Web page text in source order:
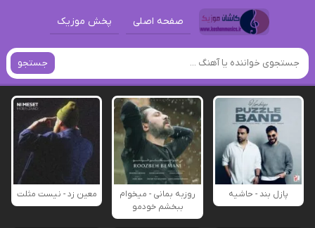
صفحه اصلی پخش موزیک
جستجو
پازل بند - حاشیه
روزبه بمانی - میخوام
ببخشم خودمو
معین زد - نیست مثلت